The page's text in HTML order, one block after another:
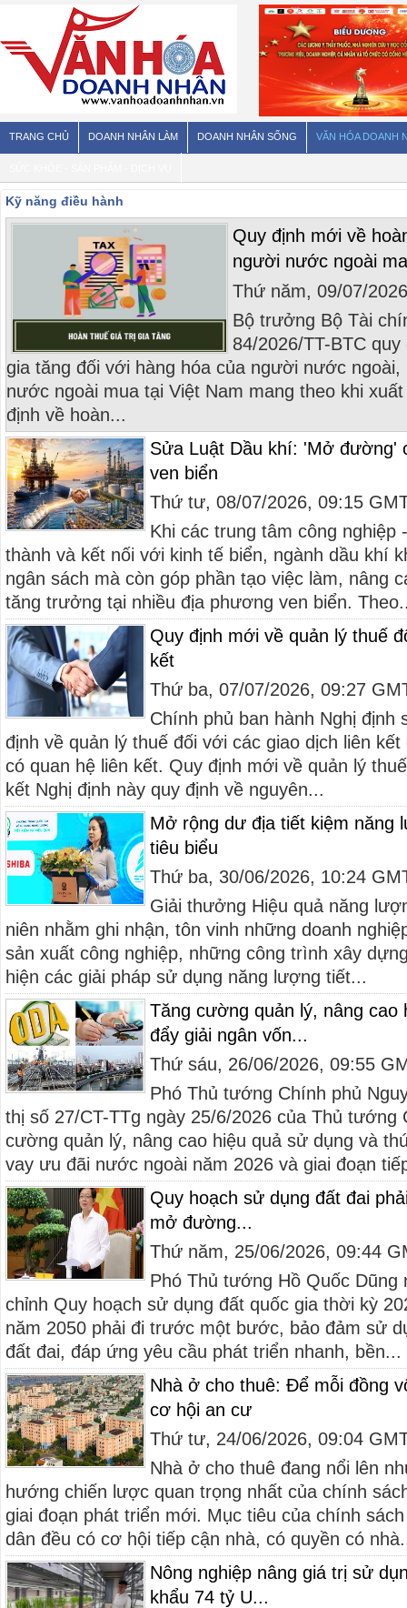
TRANG CHỦ DOANH NHÂN LÀM DOANH NHÂN SỐNG VĂN HÓA DOANH
Kỹ năng điều hành
Quy định mới về
người nước ngoài
Thứ năm, 09/07/
Bộ trưởng Bộ Tài
84/2026/TT-BTC
gia tăng đối với hàng hóa của người nước
nước ngoài mua tại Việt Nam mang theo khi
định về hoàn...
Sửa Luật Dầu khí: 'Mở đường'
ven biển
Thứ tư, 08/07/2026, 09:15
Khi các trung tâm công
thành và kết nối với kinh tế biển, ngành dầu khí
ngân sách mà còn góp phần tạo việc làm, nâng
tăng trưởng tại nhiều địa phương ven biển.
Quy định mới về quản lý thuế
kết
Thứ ba, 07/07/2026, 09:27
Chính phủ ban hành Nghị định
định về quản lý thuế đối với các giao dịch liên
có quan hệ liên kết. Quy định mới về quản lý
kết Nghị định này quy định về nguyên...
Mở rộng dư địa tiết kiệm năng
tiêu biểu
Thứ ba, 30/06/2026, 10:24
Giải thưởng Hiệu quả năng
niên nhằm ghi nhận, tôn vinh những doanh
sản xuất công nghiệp, những công trình xây
hiện các giải pháp sử dụng năng lượng tiết...
Tăng cường quản lý, nâng cao
đẩy giải ngân vốn...
Thứ sáu, 26/06/2026, 09:55
Phó Thủ tướng Chính phủ
thị số 27/CT-TTg ngày 25/6/2026 của Thủ tướng
cường quản lý, nâng cao hiệu quả sử dụng và
vay ưu đãi nước ngoài năm 2026 và giai đoạn
Quy hoạch sử dụng đất đai
mở đường...
Thứ năm, 25/06/2026, 09:44
Phó Thủ tướng Hồ Quốc Dũng
chỉnh Quy hoạch sử dụng đất quốc gia thời kỳ
năm 2050 phải đi trước một bước, bảo đảm sử
đất đai, đáp ứng yêu cầu phát triển nhanh, bền...
Nhà ở cho thuê: Để mỗi đồng
cơ hội an cư
Thứ tư, 24/06/2026, 09:04
Nhà ở cho thuê đang nổi lên
hướng chiến lược quan trọng nhất của chính
giai đoạn phát triển mới. Mục tiêu của chính
dân đều có cơ hội tiếp cận nhà, có quyền có
Nông nghiệp nâng giá trị sử
khẩu 74 tỷ U...